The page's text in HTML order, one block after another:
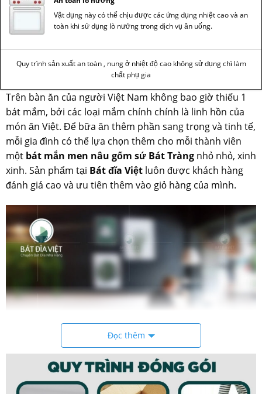
Vật dụng này có thể chịu được các ứng dụng nhiệt cao và an
toàn khi sử dụng lò nướng trong dịch vụ ăn uống.
Quy trình sản xuất an toàn , nung ở nhiệt độ cao không sử dụng chì làm
chất phụ gia
Trên bàn ăn của người Việt Nam không bao giờ thiếu 1
bát mắm, bởi các loại mắm chính chính là linh hồn của
món ăn Việt. Để bữa ăn thêm phần sang trọng và tinh tế,
mỗi gia đình có thể lựa chọn thêm cho mỗi thành viên
một bát mắn men nâu gốm sứ Bát Tràngnhỏ nhỏ, xinh
xinh. Sản phẩm tại Bát đĩa Việtluôn được khách hàng
đánh giá cao và ưu tiên thêm vào giỏ hàng của mình.
Đọc thêm